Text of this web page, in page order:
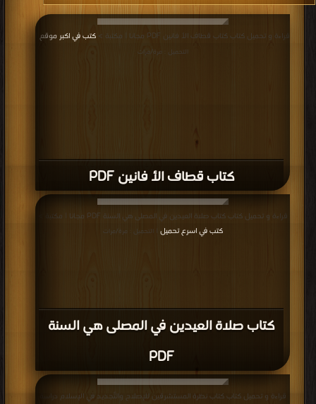
كتاب قطاف اﻷ فانين PDF
قراءة و تحميل كتاب كتاب قطاف اﻷ فانين PDF مجانا | مكتبة > كتب في اكبر موقع
التحميل : مرة/مرات
كتاب صلاة العيدين في المصلى هي السنة
PDF
قراءة و تحميل كتاب كتاب صلاة العيدين في المصلى هي السنة PDF مجانا | مكتبة >
كتب في اسرع تحميل
| التحميل : مرة/مرات
قراءة و تحميل كتاب كتاب نظرة المستشرقين للإصلاح والتَّجديد في الإسلام دراسة